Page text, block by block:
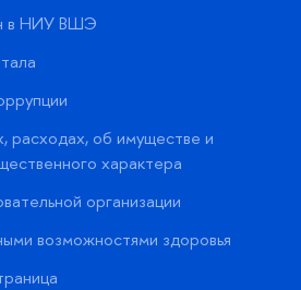
в НИУ ВШЭ
расходах, об имуществе и
характера
организации
возможностями здоровья